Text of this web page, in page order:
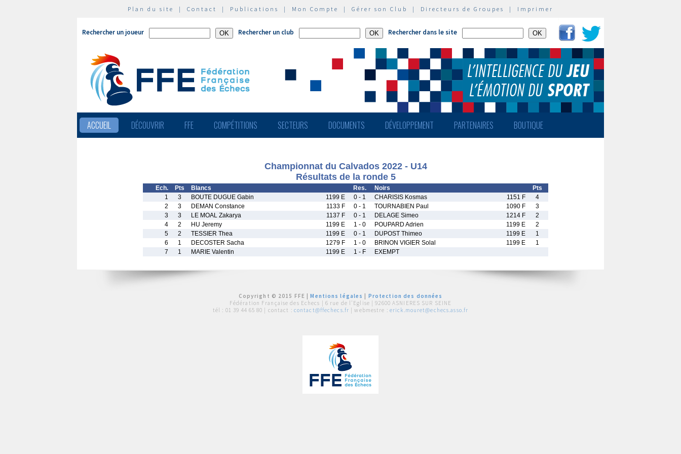
Plan du site | Contact | Publications | Mon Compte | Gérer son Club | Directeurs de Groupes | Imprimer
Rechercher un joueur Rechercher un club Rechercher dans le site
ACCUEIL DÉCOUVRIR FFE COMPÉTITIONS SECTEURS DOCUMENTS DÉVELOPPEMENT PARTENAIRES BOUTIQUE
Championnat du Calvados 2022 - U14
Résultats de la ronde 5
Ech. Pts Blancs Res. Noirs
Pts
1
3 BOUTE DUGUE Gabin 1199 E 0 - 1 CHARISIS Kosmas 1151 F
4
2
3 DEMAN Constance 1133 F 0 - 1 TOURNABIEN Paul 1090 F
3
3
3 LE MOAL Zakarya 1137 F 0 - 1 DELAGE Simeo 1214 F
2
4
2 HU Jeremy 1199 E 1 - 0 POUPARD Adrien 1199 E
2
5
2 TESSIER Thea 1199 E 0 - 1 DUPOST Thimeo 1199 E
1
6
1 DECOSTER Sacha 1279 F 1 - 0 BRINON VIGIER Solal 1199 E
1
7
1 MARIE Valentin 1199 E 1 - F EXEMPT
Copyright © 2015 FFE |Mentions légales
Protection des données
Fédération Française des Echecs | 6 rue de l'Eglise | 92600 ASNIERES SUR SEINE
tél : 01 39 44 65 80 | contact : contact@ffechecs.fr | webmestre : erick.mouret@echecs.asso.fr